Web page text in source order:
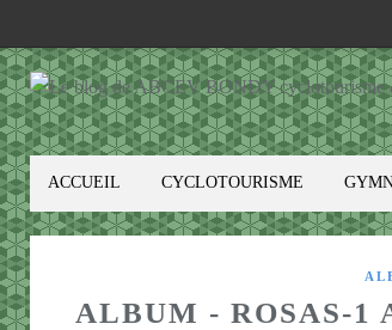
ACCUEIL CYCLOTOURISME
ALBUM - ROSAS-1